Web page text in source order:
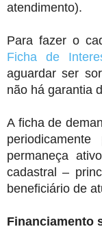
atendimento).
Para fazer o
Ficha de
aguardar ser
não há garantia
A ficha de
permaneça
cadastral –
beneficiário de
Financiamento